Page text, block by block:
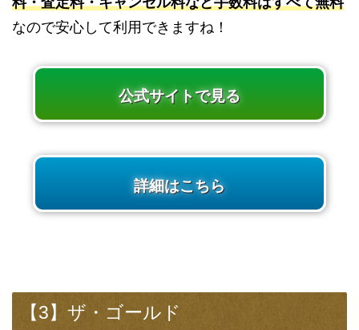
なので安心して利用できますね！
公式サイトで見る
詳細はこちら
【3】ザ・ゴールド